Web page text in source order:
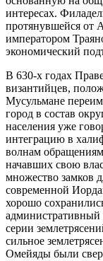
интересах.
протянувшейся от
императором
экономический
В 630-х годах
византийцев,
Мусульмане
город в состав
населения уже
интеграцию в
волнам
начавших свою
множество замков
современной
хорошо
административный
серии
сильное
Омейяды были